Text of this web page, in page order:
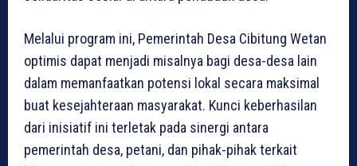
Melalui program ini, Pemerintah Desa Cibitung Wetan
optimis dapat menjadi misalnya bagi desa-desa lain
dalam memanfaatkan potensi lokal secara maksimal
buat kesejahteraan masyarakat. Kunci keberhasilan
dari inisiatif ini terletak pada sinergi antara
pemerintah desa, petani, dan pihak-pihak terkait